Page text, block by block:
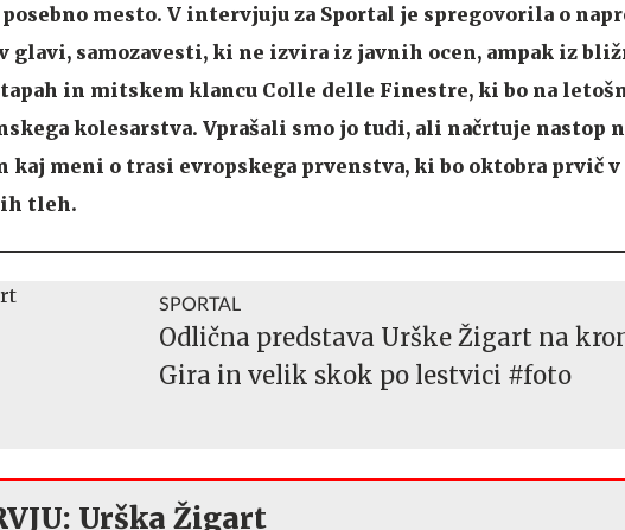
mesto. V intervjuju za Sportal je spregovorila o
glavi, samozavesti, ki ne izvira iz javnih ocen, ampak iz
in mitskem klancu Colle delle Finestre, ki bo na
kolesarstva. Vprašali smo jo tudi, ali načrtuje nastop
kaj meni o trasi evropskega prvenstva, ki bo oktobra prvič
tleh.
SPORTAL
Odlična predstava Urške Žigart na
Gira in velik skok po lestvici #foto
Urška Žigart